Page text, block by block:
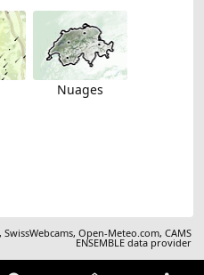
Nuages
,SwissWebcams,Open-Meteo.com,CAMS
ENSEMBLE data provider